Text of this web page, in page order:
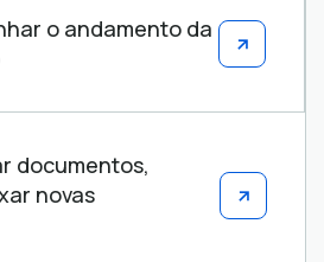
o andamento da
documentos,
novas